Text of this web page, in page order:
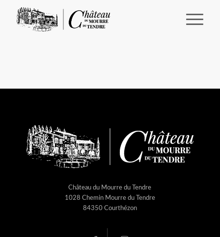
Château du Mourre du Tendre
1028 Chemin Mourre du Tendre
84350 Courthézon